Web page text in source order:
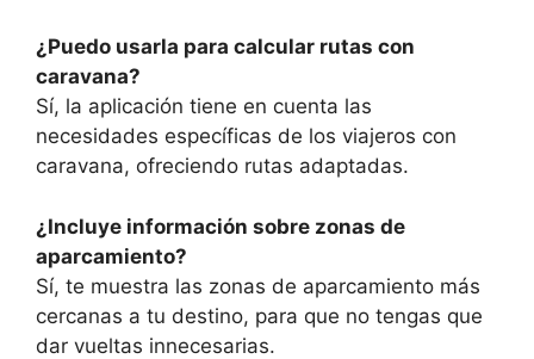
¿Puedo usarla para calcular rutas con
caravana?
Sí, la aplicación tiene en cuenta las
necesidades específicas de los viajeros con
caravana, ofreciendo rutas adaptadas.
¿Incluye información sobre zonas de
aparcamiento?
Sí, te muestra las zonas de aparcamiento más
cercanas a tu destino, para que no tengas que
dar vueltas innecesarias.